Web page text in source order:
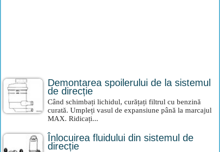
Demontarea spoilerului de la sistemul
de direcție
Când schimbați lichidul, curățați filtrul cu benzină
curată. Umpleți vasul de expansiune până la marcajul
MAX. Ridicați...
Înlocuirea fluidului din sistemul de
direcție